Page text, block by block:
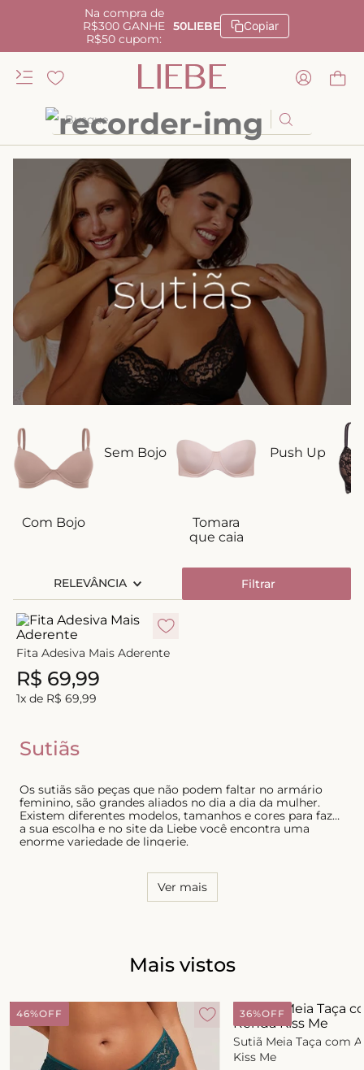
Na compra de
R$300 GANHE
R$50 cupom:
50LIEBE Copiar
Busque
Com Bojo
Sem Bojo
Tomara
que caia
Push Up
RELEVÂNCIA Filtrar
Fita Adesiva Mais Aderente
R$ 69,99
1x de R$ 69,99
Sutiãs
Os sutiãs são peças que não podem faltar no armário
feminino, são grandes aliados no dia a dia da mulher.
Existem diferentes modelos, tamanhos e cores para fazer
a sua escolha e no site da Liebe você encontra uma
enorme variedade de lingerie.
Ver mais
Mais vistos
46%OFF 36%OFF
Sutiã Meia Taça com
Kiss Me
TERMOS MAIS BUSCADOS
kiss me
camisola
sutiã
calcinha renda
anatomic
calcinha alta
triangulo
short doll
º